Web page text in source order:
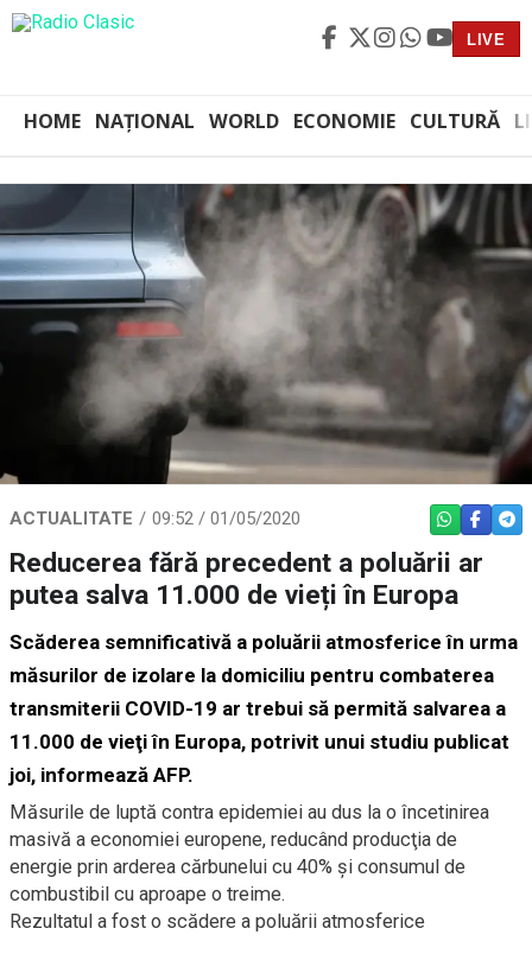
LIVE
HOME NAȚIONAL WORLD ECONOMIE CULTURĂ
ACTUALITATE 09:52 / 01/05/2020 WHATSAPP
Reducerea fără precedent a poluării ar
putea salva 11.000 de vieți în Europa
Scăderea semnificativă a poluării atmosferice în urma
măsurilor de izolare la domiciliu pentru combaterea
transmiterii COVID-19 ar trebui să permită salvarea a
11.000 de vieţi în Europa, potrivit unui studiu publicat
joi, informează AFP.
Măsurile de luptă contra epidemiei au dus la o încetinirea
masivă a economiei europene, reducând producţia de
energie prin arderea cărbunelui cu 40% şi consumul de
combustibil cu aproape o treime.
Rezultatul a fost o scădere a poluării atmosferice